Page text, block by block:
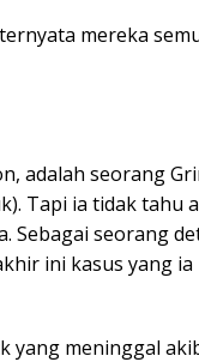
mereka
adalah seorang
Tapi ia tidak tahu
Sebagai seorang
ini kasus yang ia
yang meninggal